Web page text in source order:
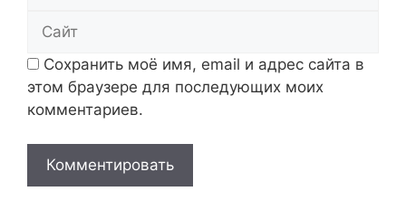
Сохранить моё имя, email и адрес сайта в
этом браузере для последующих моих
комментариев.